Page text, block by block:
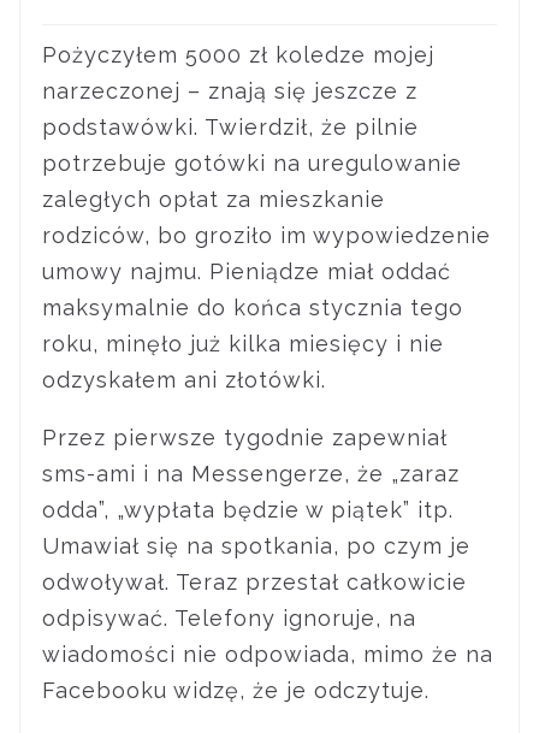
Pożyczyłem 5000 zł koledze mojej
narzeczonej – znają się jeszcze z
podstawówki. Twierdził, że pilnie
potrzebuje gotówki na uregulowanie
zaległych opłat za mieszkanie
rodziców, bo groziło im wypowiedzenie
umowy najmu. Pieniądze miał oddać
maksymalnie do końca stycznia tego
roku, minęło już kilka miesięcy i nie
odzyskałem ani złotówki.
Przez pierwsze tygodnie zapewniał
sms-ami i na Messengerze, że „zaraz
odda”, „wypłata będzie w piątek” itp.
Umawiał się na spotkania, po czym je
odwoływał. Teraz przestał całkowicie
odpisywać. Telefony ignoruje, na
wiadomości nie odpowiada, mimo że na
Facebooku widzę, że je odczytuje.